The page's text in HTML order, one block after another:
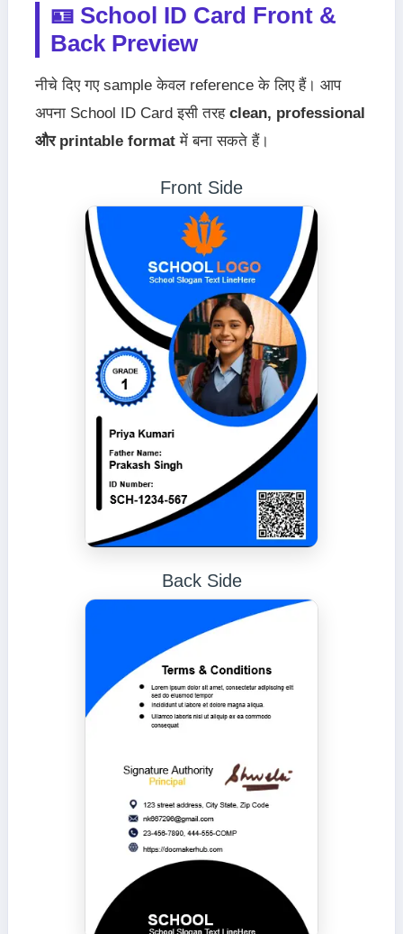
🪪 School ID Card Front &
Back Preview
नीचे दिए गए sample केवल reference के लिए हैं। आप
अपना School ID Card इसी तरह clean, professional
और printable format में बना सकते हैं।
Front Side
Back Side